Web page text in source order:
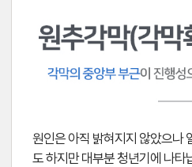
원인은 아직 밝혀지지 않았으나
도 하지만 대부분 청년기에 나타